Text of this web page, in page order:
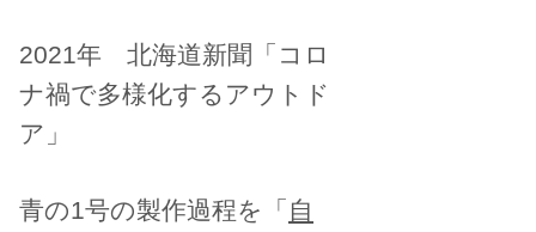
2021年 北海道新聞「コロ
ナ禍で多様化するアウトド
ア」
青の1号の製作過程を「 自